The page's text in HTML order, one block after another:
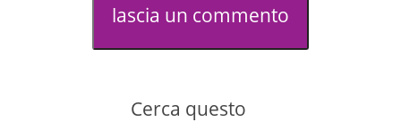
lascia un commento
Cerca questo